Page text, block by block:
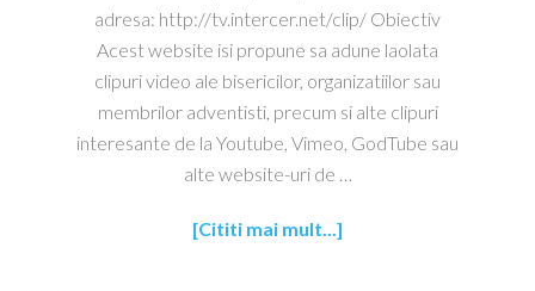
adresa: http://tv.intercer.net/clip/ Obiectiv
Acest website isi propune sa adune laolata
clipuri video ale bisericilor, organizatiilor sau
membrilor adventisti, precum si alte clipuri
interesante de la Youtube, Vimeo, GodTube sau
alte website-uri de …
[Cititi mai mult...]